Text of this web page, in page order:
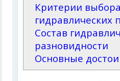
Критерии
гидравлических
Состав
разновидности
Основные